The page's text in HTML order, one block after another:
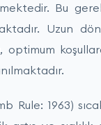
Bu
Uzun
optimum
Rule: 1963)